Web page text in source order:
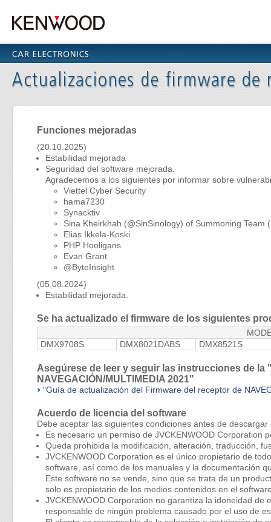
Funciones mejoradas
(20.10.2025)
Estabilidad mejorada
Seguridad del software mejorada.
Agradecemos a los siguientes por informar sobre
Viettel Cyber Security
hama7230
Synacktiv
Sina Kheirkhah (@SinSinology) of Summoning Team
Elias Ikkela-Koski
PHP Hooligans
Evan Grant
@ByteInsight
(05.08.2024)
Estabilidad mejorada.
Se ha actualizado el firmware de los siguientes
DMX9708S
DMX8021DABS DMX8521S
Asegúrese de leer y seguir las instrucciones de
NAVEGACIÓN/MULTIMEDIA 2021"
"Guía de actualización del Firmware del receptor de
Acuerdo de licencia del software
Debe aceptar las siguientes condiciones antes de
Es necesario un permiso de JVCKENWOOD
Queda prohibida la modificación, alteración, traducción,
JVCKENWOOD Corporation es el único propietario de
software, así como de los manuales y la documentación
Este software no se vende, sino que se trata de un
solo es propietario de los medios contenidos en el
JVCKENWOOD Corporation no garantiza la idoneidad
responsable de ningún problema causado por el uso de